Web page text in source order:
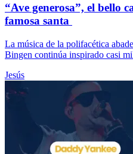
“Ave generosa”, el bello
famosa santa
La música de la polifacética
Bingen continúa inspirado casi
Jesús